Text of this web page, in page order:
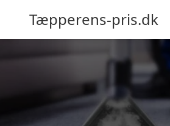
Tæpperens-pris.dk